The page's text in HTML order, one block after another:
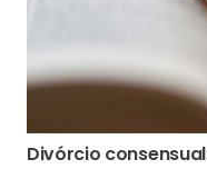
Divórcio